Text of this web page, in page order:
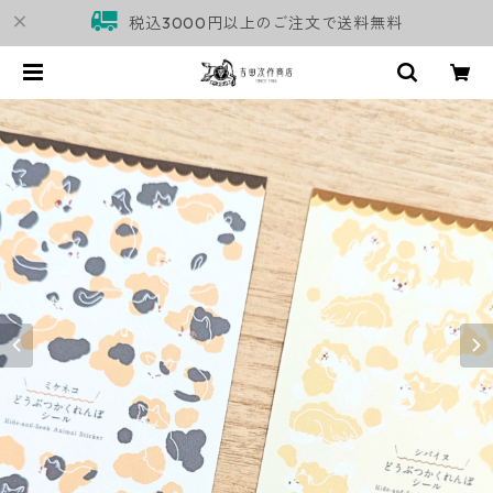
税込3000円以上のご注文で送料無料